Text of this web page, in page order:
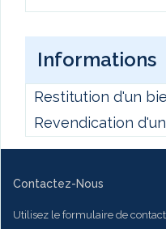
Informations
Restitution d'un
Revendication
Contactez-Nous
Utilisez le formulaire de contact